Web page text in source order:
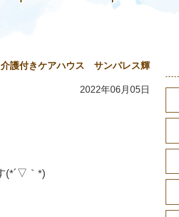
介護付きケアハウス サンパレス輝
2022年06月05日
(*´▽｀*)